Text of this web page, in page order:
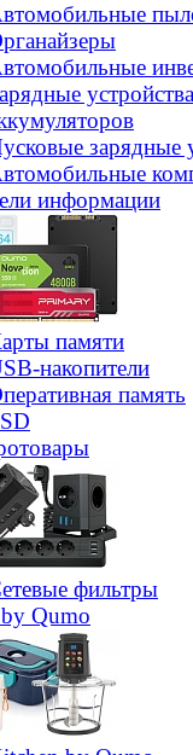
зарядные
информации
памяти
накопители
память
фильтры
Qumo